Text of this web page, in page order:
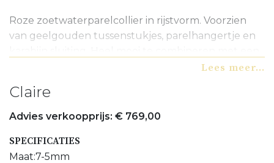
Roze zoetwaterparelcollier in rijstvorm. Voorzien
van geelgouden tussenstukjes, parelhangertje en
fijn geelgouden colliertje. Een bijpassend
voor bruidsmeisjes! Liever een ander kleur of
sluiting? Informeer naar de mogelijkheden bij uw
Bijpassend armband bekijken
Lees meer...
Claire
Advies verkoopprijs: € 769,00
SPECIFICATIES
Maat:7-5mm